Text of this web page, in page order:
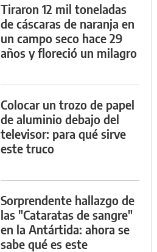
Tiraron 12 mil toneladas
de cáscaras de naranja en
un campo seco hace 29
años y floreció un milagro
Colocar un trozo de papel
de aluminio debajo del
televisor: para qué sirve
este truco
Sorprendente hallazgo de
las "Cataratas de sangre"
en la Antártida: ahora se
sabe qué es este